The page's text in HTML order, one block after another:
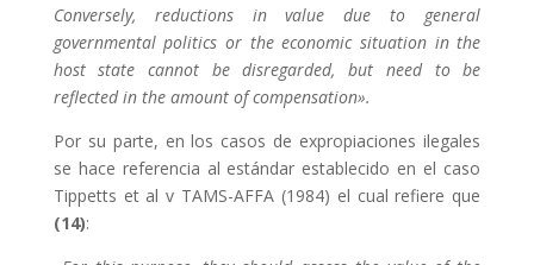
Conversely, reductions in value due to general
governmental politics or the economic situation in the
host state cannot be disregarded, but need to be
reflected in the amount of compensation».
Por su parte, en los casos de expropiaciones ilegales
se hace referencia al estándar establecido en el caso
Tippetts et al v TAMS-AFFA (1984) el cual refiere que
(14):